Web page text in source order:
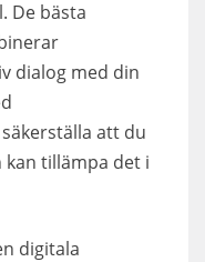
De bästa
dialog med din
att du
tillämpa det i
digitala